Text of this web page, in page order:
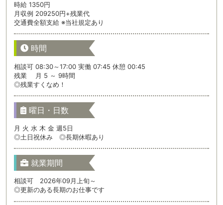
時給 1350円
月収例 209250円+残業代
交通費全額支給 ※当社規定あり
時間
相談可 08:30～17:00 実働 07:45 休憩 00:45
残業 月 5 ～ 9時間
◎残業すくなめ！
曜日・日数
月 火 水 木 金 週5日
◎土日祝休み ◎長期休暇あり
就業期間
相談可 2026年09月上旬～
◎更新のある長期のお仕事です